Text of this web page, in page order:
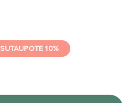
SUTAUPOTE 10%